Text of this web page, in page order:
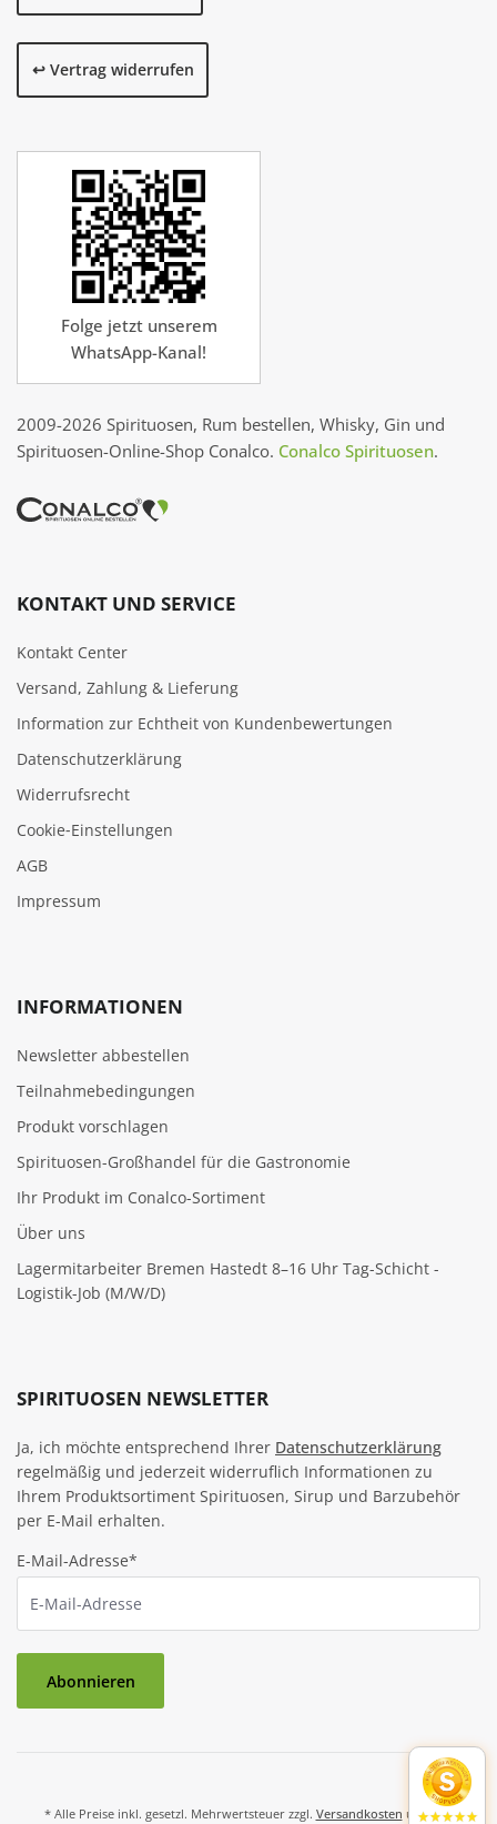
↩️ Vertrag widerrufen
Folge jetzt unserem
WhatsApp-Kanal!
2009-2026 Spirituosen, Rum bestellen, Whisky, Gin und
Spirituosen-Online-Shop Conalco. Conalco Spirituosen.
KONTAKT UND SERVICE
Kontakt Center
Versand, Zahlung & Lieferung
Information zur Echtheit von Kundenbewertungen
Datenschutzerklärung
Widerrufsrecht
Cookie‑Einstellungen
AGB
Impressum
INFORMATIONEN
Newsletter abbestellen
Teilnahmebedingungen
Produkt vorschlagen
Spirituosen-Großhandel für die Gastronomie
Ihr Produkt im Conalco-Sortiment
Über uns
Lagermitarbeiter Bremen Hastedt 8–16 Uhr Tag-Schicht -
Logistik-Job (M/W/D)
SPIRITUOSEN NEWSLETTER
Ja, ich möchte entsprechend Ihrer Datenschutzerklärung
regelmäßig und jederzeit widerruflich Informationen zu
Ihrem Produktsortiment Spirituosen, Sirup und Barzubehör
per E-Mail erhalten.
E-Mail-Adresse*
Abonnieren
* Alle Preise inkl. gesetzl. Mehrwertsteuer zzgl. Versandkosten und ggf.